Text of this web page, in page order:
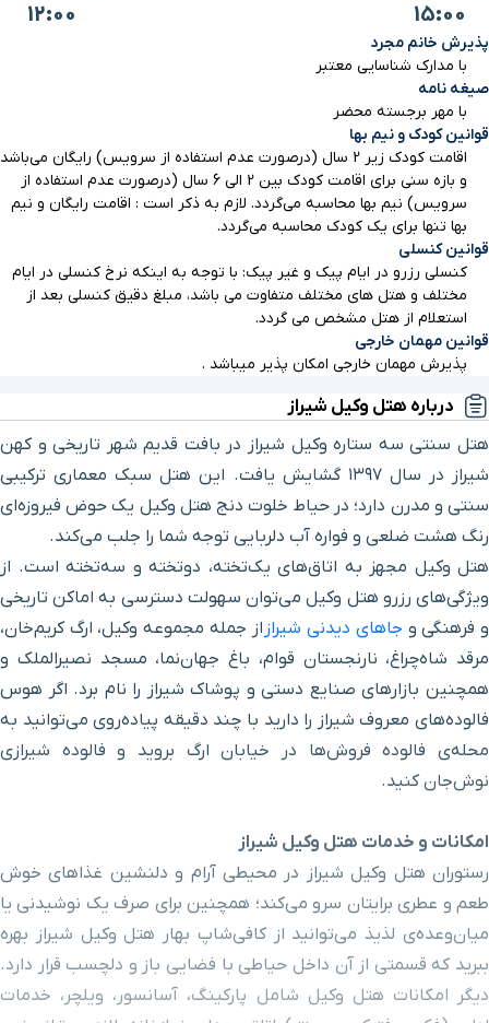
حرم مطهر شاهچراغ(ع)
امام زاده سید میر محمد
مسجد جامع عتیق
مسجد نصیرالملک ۳ دقیقه با خودرو (۱ کیلومتر و ۱۶۲ متر)
سرای مشیر ۳ دقیقه با خودرو (۱ کیلومتر و ۲۴۱ متر)
خانه زینت الملک
باغ نارنجستان قوام
امام زاده ابراهیم شیراز ۴ دقیقه با خودرو (۱ کیلومتر و ۶۵۹ متر)
دروازه اصفهان ۵ دقیقه با خودرو (۱ کیلومتر و ۶۶۱ متر)
بلوار سیبویه
ارگ کریمخانی ۵ دقیقه با خودرو (۱ کیلومتر و ۸۴۳ متر)
خیابان هجرت
امام زاده سید علاء الدین
حسین
امام زاده سید تاج الدین
غریب
۴ دقیقه با خودرو (۲ کیلومتر و ۲۳۷ متر)
دروازه کازرون ۴ دقیقه با خودرو (۲ کیلومتر و ۳۶۲ متر)
خیابان فردوسی
15:00
12:00
پذیرش خانم مجرد
با مدارک شناسایی معتبر
صیغه نامه
با مهر برجسته محضر
قوانین کودک و نیم بها
اقامت کودک زیر 2 سال (درصورت عدم استفاده از سرویس) رایگان می‌باشد
و بازه سنی برای اقامت کودک بین 2 الی 6 سال (درصورت عدم استفاده از
سرویس) نیم بها محاسبه می‌گردد. لازم به ذکر است : اقامت رایگان و نیم
بها تنها برای یک کودک محاسبه می‌گردد.
قوانین کنسلی
کنسلی رزرو در ایام پیک و غیر پیک: با توجه به اینکه نرخ کنسلی در ایام
مختلف و هتل های مختلف متفاوت می باشد، مبلغ دقیق کنسلی بعد از
استعلام از هتل مشخص می گردد.
قوانین مهمان خارجی
پذیرش مهمان خارجی امکان پذیر میباشد .
درباره هتل وکیل شیراز
هتل سنتی سه ستاره وکیل شیراز در بافت قدیم شهر تاریخی و کهن
شیراز در سال ۱۳۹۷ گشایش یافت. این هتل سبک معماری ترکیبی
سنتی و مدرن دارد؛ در حیاط خلوت دنج هتل وکیل یک حوض فیروزه‌ای
رنگ هشت ضلعی و فواره آب دلربایی توجه شما را جلب می‌کند.
هتل وکیل مجهز به اتاق‌های یک‌تخته، دوتخته و سه‌تخته است. از
ویژگی‌های رزرو هتل وکیل می‌توان سهولت دسترسی به اماکن تاریخی
و فرهنگی و جاهای دیدنی شیراز از جمله مجموعه وکیل، ارگ کریم‌خان،
مرقد شاه‌چراغ، نارنجستان قوام، باغ جهان‌نما، مسجد نصیرالملک و
همچنین بازارهای صنایع دستی و پوشاک شیراز را نام برد. اگر هوس
فالوده‌های معروف شیراز را دارید با چند دقیقه پیاده‌روی می‌توانید به
محله‌ی فالوده فروش‌ها در خیابان ارگ بروید و فالوده شیرازی
نوش‌جان کنید.
امکانات و خدمات هتل وکیل شیراز
رستوران هتل وکیل شیراز در محیطی آرام و دلنشین غذاهای خوش
طعم و عطری برایتان سرو می‌کند؛ همچنین برای صرف یک نوشیدنی یا
میان‌وعده‌‌ی لذیذ می‌توانید از کافی‌شاپ بهار هتل وکیل شیراز بهره
ببرید که قسمتی از آن داخل حیاطی با فضایی باز و دلچسب قرار دارد.
دیگر امکانات هتل وکیل شامل پارکینگ، آسانسور، ویلچر، خدمات